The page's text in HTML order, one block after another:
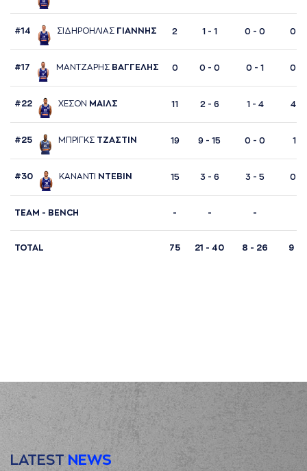
#14 ΣΙΔΗΡΟΗΛΙAΣ ΓΙAΝΝΗΣ 2 1 - 1 0 - 0 0 -
#17 ΜAΝΤΖAΡΗΣ ΒAΓΓΕΛΗΣ 0 0 - 0 0 - 1 0 -
#22 ΧΕΣΟΝ ΜAΙΛΣ 11 2 - 6 1 - 4 4 -
#25 ΜΠΡΙΓΚΣ ΤΖAΣΤΙΝ 19 9 - 15 0 - 0 1 - 1
#30 ΚAΝAΝΤΙ ΝΤΕΒΙΝ 15 3 - 6 3 - 5 0 -
TΕΑΜ - BENCH - - -
TOTAL 75 21 - 40 8 - 26 9 -
LATEST NEWS